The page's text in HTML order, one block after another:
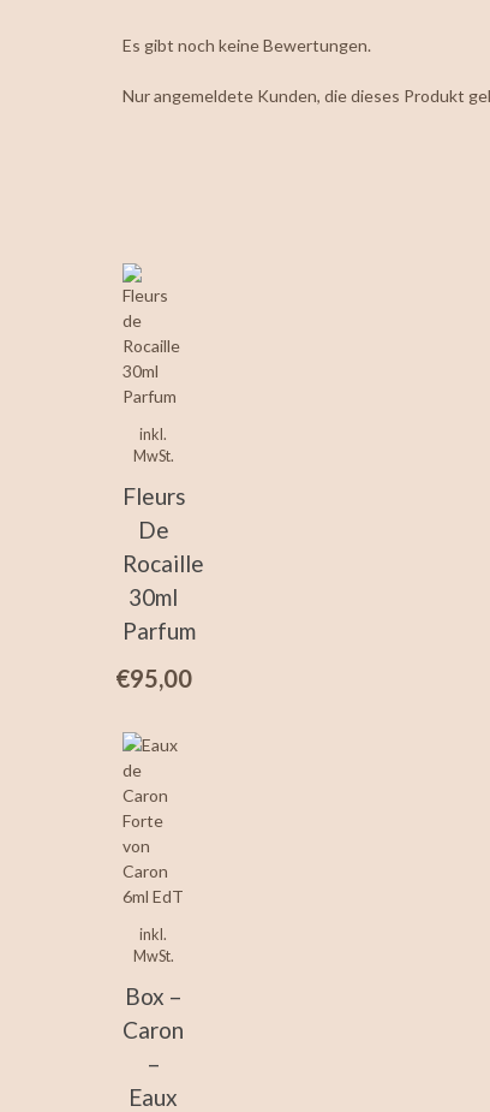
Es gibt noch keine Bewertungen.
Nur angemeldete Kunden, die dieses Produkt
inkl.
MwSt.
Fleurs
De
Rocaille
30ml
Parfum
€95,00
inkl.
MwSt.
Box –
Caron
–
Eaux